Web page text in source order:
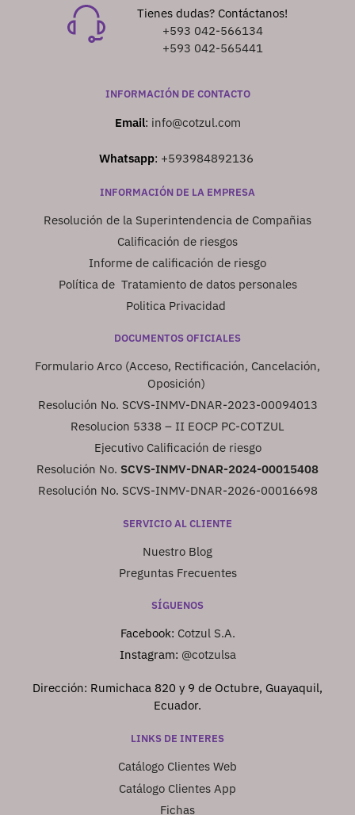
Tienes dudas? Contáctanos!
+593 042-566134
+593 042-565441
INFORMACIÓN DE CONTACTO
Email: info@cotzul.com
Whatsapp: +593984892136
INFORMACIÓN DE LA EMPRESA
Resolución de la Superintendencia de Compañias
Calificación de riesgos
Informe de calificación de riesgo
Política de Tratamiento de datos personales
Politica Privacidad
DOCUMENTOS OFICIALES
Formulario Arco (Acceso, Rectificación, Cancelación,
Oposición)
Resolución No. SCVS-INMV-DNAR-2023-00094013
Resolucion 5338 – II EOCP PC-COTZUL
Ejecutivo Calificación de riesgo
Resolución No. SCVS-INMV-DNAR-2024-00015408
Resolución No. SCVS-INMV-DNAR-2026-00016698
SERVICIO AL CLIENTE
Nuestro Blog
Preguntas Frecuentes
SÍGUENOS
Facebook: Cotzul S.A.
Instagram: @cotzulsa
Dirección: Rumichaca 820 y 9 de Octubre, Guayaquil,
Ecuador.
LINKS DE INTERES
Catálogo Clientes Web
Catálogo Clientes App
Fichas